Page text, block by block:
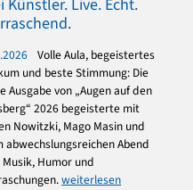
Künstler. Live. Echt.
Volle Aula, begeistertes
und beste Stimmung: Die
Ausgabe von „Augen auf den
2026 begeisterte mit
Nowitzki, Mago Masin und
abwechslungsreichen Abend
Humor und
weiterlesen